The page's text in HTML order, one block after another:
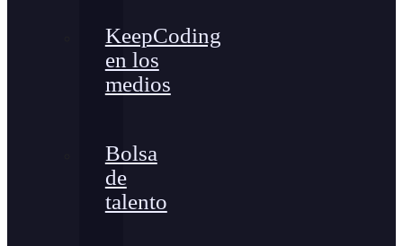
KeepCoding
en los
medios
Bolsa
de
talento